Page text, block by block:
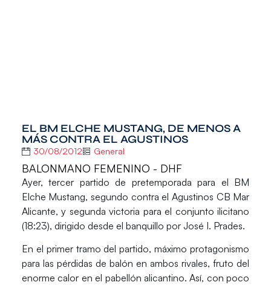
EL BM ELCHE MUSTANG, DE MENOS A
MÁS CONTRA EL AGUSTINOS
30/08/2012 General
BALONMANO FEMENINO - DHF
Ayer, tercer partido de pretemporada para el BM
Elche Mustang, segundo contra el Agustinos CB Mar
Alicante, y segunda victoria para el conjunto ilicitano
(18:23), dirigido desde el banquillo por José I. Prades.
En el primer tramo del partido, máximo protagonismo
para las pérdidas de balón en ambos rivales, fruto del
enorme calor en el pabellón alicantino. Así, con poco